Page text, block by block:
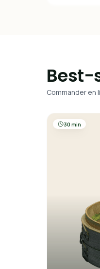
Best-
Commander en
30 min